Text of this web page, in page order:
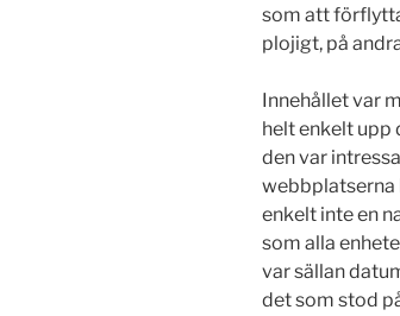
som att
plojigt, på
Innehållet var
helt enkelt
den var
webbplatserna
enkelt inte en
som alla
var sällan
det som stod